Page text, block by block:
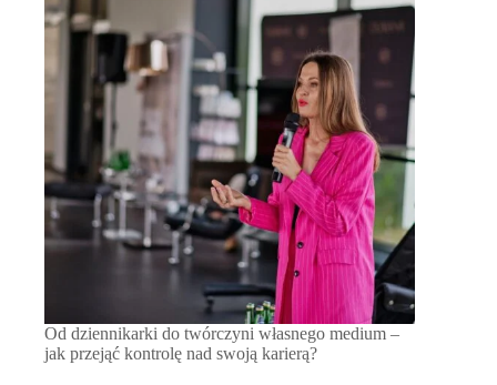
Od dziennikarki do twórczyni własnego medium –
jak przejąć kontrolę nad swoją karierą?